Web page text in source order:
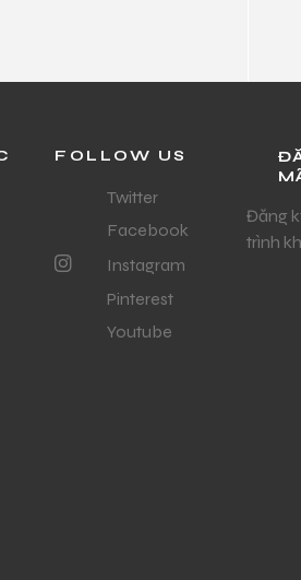
FOLLOW US
Twitter
Facebook
Instagram
Pinterest
Youtube
Đăng
trình